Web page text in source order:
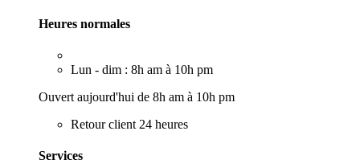
Heures normales
Lun - dim : 8h am à 10h pm
Ouvert aujourd'hui de 8h am à 10h pm
Retour client 24 heures
Services